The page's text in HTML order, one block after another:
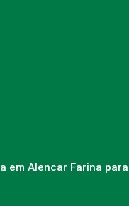
em Alencar Farina para